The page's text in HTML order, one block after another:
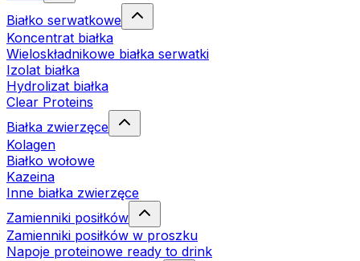
Białko serwatkowe
Koncentrat białka
Wieloskładnikowe białka serwatki
Izolat białka
Hydrolizat białka
Clear Proteins
Białka zwierzęce
Kolagen
Białko wołowe
Kazeina
Inne białka zwierzęce
Zamienniki posiłków
Zamienniki posiłków w proszku
Napoje proteinowe ready to drink